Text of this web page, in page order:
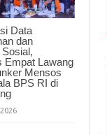
Data
dan
Empat Lawang
Mensos
BPS RI di